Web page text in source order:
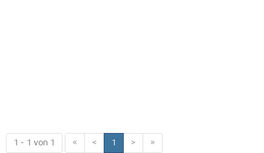
1 - 1 von 1 « < 1 > »